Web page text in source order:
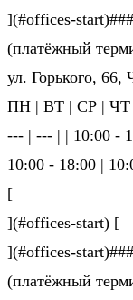
](#offices-
(платёжный
ул. Горького, 66,
ПН | ВТ | СР | ЧТ
--- | --- | | 10:00 -
10:00 - 18:00 |
[
](#offices-start) [
](#offices-
(платёжный